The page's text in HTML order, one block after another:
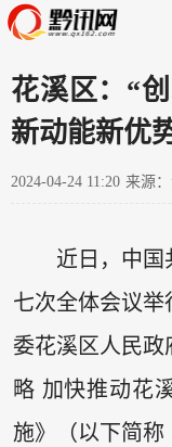
花溪区：“
新动能新优
2024-04-24 11:20 来源
近日，中国
七次全体会议
委花溪区人民
略 加快推动花
施》（以下简称